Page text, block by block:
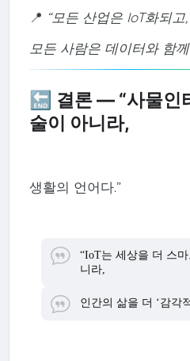
📍 “모든 산업은 IoT화되고,
모든 사람은 데이터와 함
🔚 결론 — “사물인
술이 아니라,
생활의 언어다.”
“IoT는 세상을 더 스
니라,
인간의 삶을 더 ‘감각